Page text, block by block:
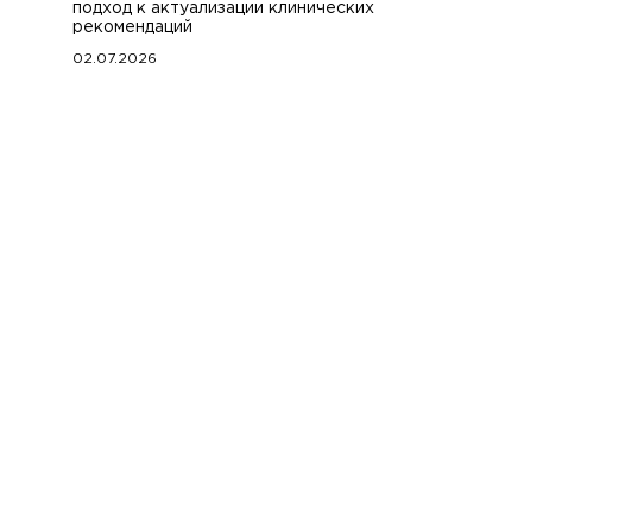
подход к актуализации клинических
рекомендаций
02.07.2026